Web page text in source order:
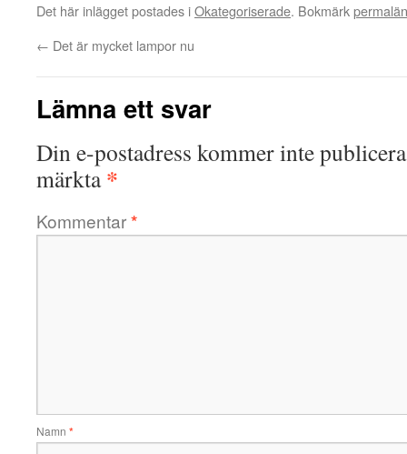
Det här inlägget postades iOkategoriserade. Bokmärk
← Det är mycket lampor nu
Lämna ett svar
Din e-postadress kommer inte
märkta*
Kommentar*
Namn *